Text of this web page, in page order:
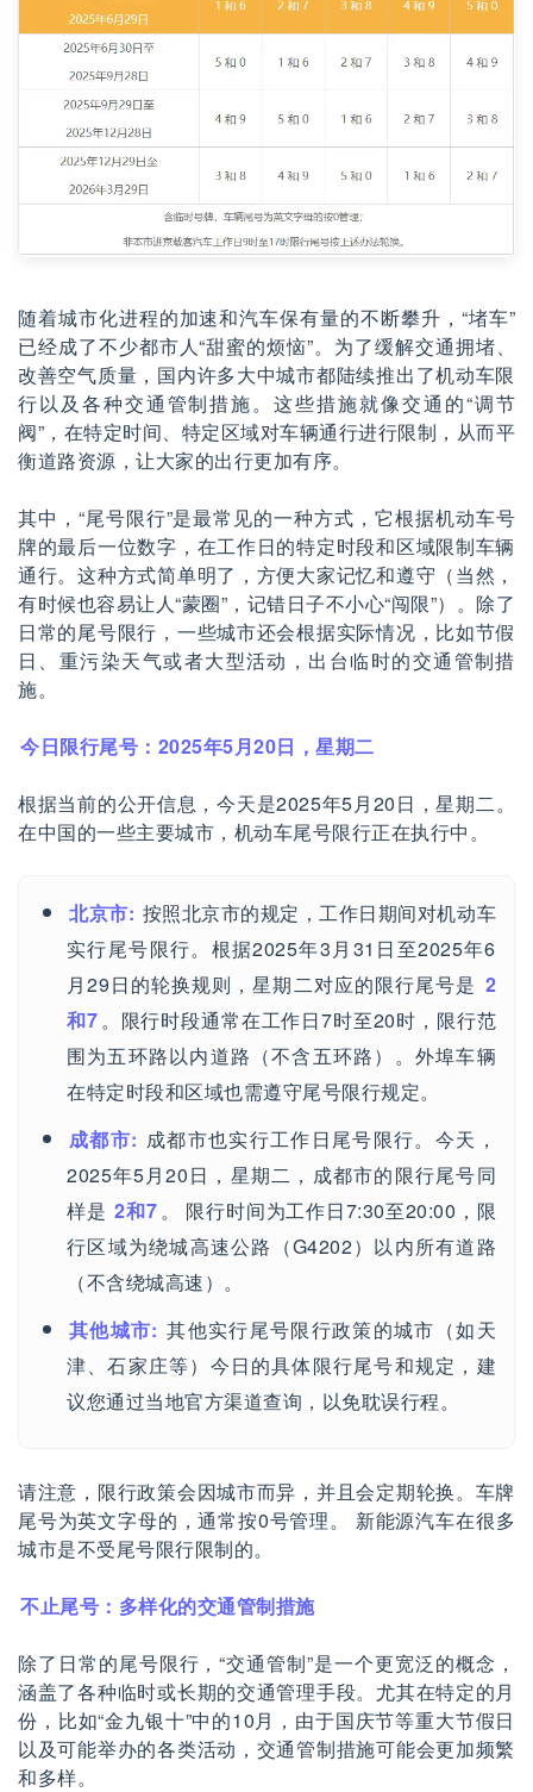
随着城市化进程的加速和汽车保有量的不断攀升，“堵车”
已经成了不少都市人“甜蜜的烦恼”。为了缓解交通拥堵、
改善空气质量，国内许多大中城市都陆续推出了机动车限
行以及各种交通管制措施。这些措施就像交通的“调节
阀”，在特定时间、特定区域对车辆通行进行限制，从而平
衡道路资源，让大家的出行更加有序。
其中，“尾号限行”是最常见的一种方式，它根据机动车号
牌的最后一位数字，在工作日的特定时段和区域限制车辆
通行。这种方式简单明了，方便大家记忆和遵守（当然，
有时候也容易让人“蒙圈”，记错日子不小心“闯限”）。除了
日常的尾号限行，一些城市还会根据实际情况，比如节假
日、重污染天气或者大型活动，出台临时的交通管制措
施。
今日限行尾号：2025年5月20日，星期二
根据当前的公开信息，今天是2025年5月20日，星期二。
在中国的一些主要城市，机动车尾号限行正在执行中。
北京市: 按照北京市的规定，工作日期间对机动车
实行尾号限行。根据2025年3月31日至2025年6
月29日的轮换规则，星期二对应的限行尾号是 2
和7。限行时段通常在工作日7时至20时，限行范
围为五环路以内道路（不含五环路）。外埠车辆
在特定时段和区域也需遵守尾号限行规定。
成都市: 成都市也实行工作日尾号限行。今天，
2025年5月20日，星期二，成都市的限行尾号同
样是 2和7。 限行时间为工作日7:30至20:00，限
行区域为绕城高速公路（G4202）以内所有道路
（不含绕城高速）。
其他城市: 其他实行尾号限行政策的城市（如天
津、石家庄等）今日的具体限行尾号和规定，建
议您通过当地官方渠道查询，以免耽误行程。
请注意，限行政策会因城市而异，并且会定期轮换。车牌
尾号为英文字母的，通常按0号管理。 新能源汽车在很多
城市是不受尾号限行限制的。
不止尾号：多样化的交通管制措施
除了日常的尾号限行，“交通管制”是一个更宽泛的概念，
涵盖了各种临时或长期的交通管理手段。尤其在特定的月
份，比如“金九银十”中的10月，由于国庆节等重大节假日
以及可能举办的各类活动，交通管制措施可能会更加频繁
和多样。